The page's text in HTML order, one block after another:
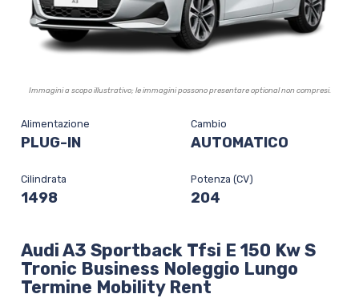
Immagini a scopo illustrativo; le immagini possono presentare optional non compresi.
Alimentazione
PLUG-IN
Cambio
AUTOMATICO
Cilindrata
1498
Potenza (CV)
204
Audi A3 Sportback Tfsi E 150 Kw S
Tronic Business Noleggio Lungo
Termine Mobility Rent